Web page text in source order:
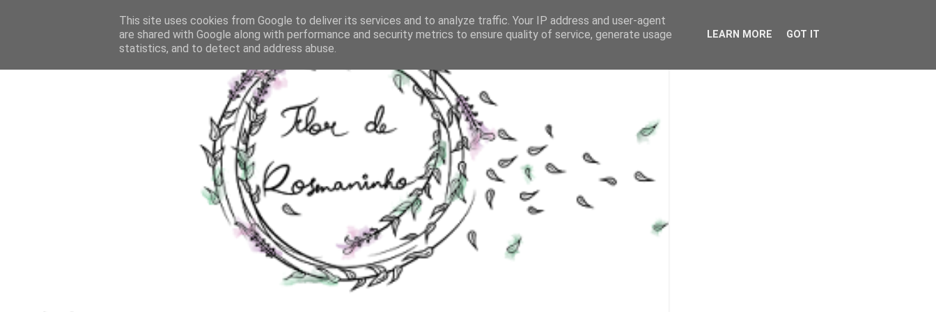
This site uses cookies from Google to deliver its services and to analyze traffic. Your IP address and user-agent
are shared with Google along with performance and security metrics to ensure quality of service, generate usage
statistics, and to detect and address abuse.
LEARN MORE GOT IT